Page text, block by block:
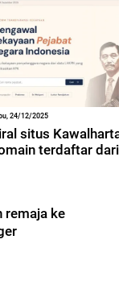
24/12/2025
situs
terdaftar dari
remaja ke